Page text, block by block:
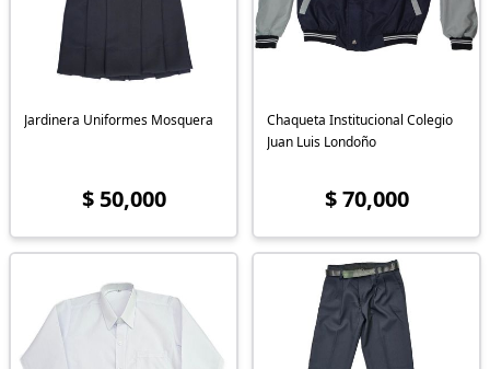
Jardinera Uniformes Mosquera
$ 50,000
Chaqueta Institucional Colegio
Juan Luis Londoño
$ 70,000